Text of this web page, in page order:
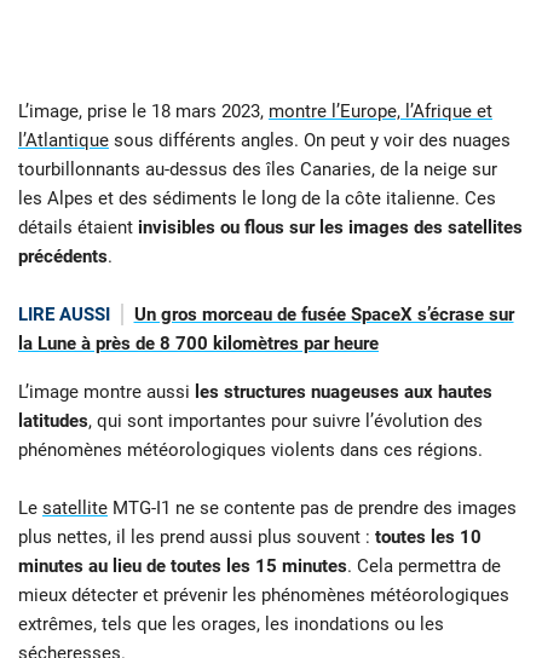
L’image, prise le 18 mars 2023, montre l’Europe, l’Afrique et
l’Atlantique sous différents angles. On peut y voir des nuages
tourbillonnants au-dessus des îles Canaries, de la neige sur
les Alpes et des sédiments le long de la côte italienne. Ces
détails étaient invisibles ou flous sur les images des satellites
précédents.
LIRE AUSSI
Un gros morceau de fusée SpaceX s’écrase sur
la Lune à près de 8 700 kilomètres par heure
L’image montre aussi les structures nuageuses aux hautes
latitudes, qui sont importantes pour suivre l’évolution des
phénomènes météorologiques violents dans ces régions.
Le satellite MTG-I1 ne se contente pas de prendre des images
plus nettes, il les prend aussi plus souvent : toutes les 10
minutes au lieu de toutes les 15 minutes. Cela permettra de
mieux détecter et prévenir les phénomènes météorologiques
extrêmes, tels que les orages, les inondations ou les
sécheresses.